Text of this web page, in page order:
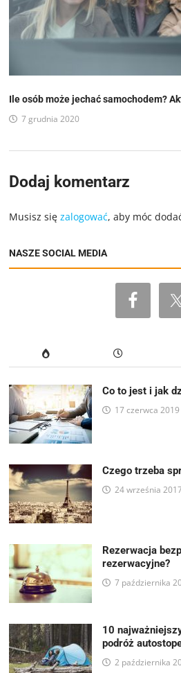
Ile osób może jechać samochodem?
7 grudnia 2020
Dodaj komentarz
Musisz sięzalogować, aby móc
NASZE SOCIAL MEDIA
Co to jest i jak
17 czerwca 2019
Czego trzeba
24 września
Rezerwacja
rezerwacyjne?
7 października
10
podróż
2 października